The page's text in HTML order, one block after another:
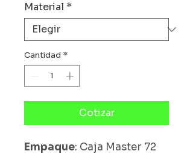
Material *
Cantidad *
Cotizar
Empaque: Caja Master 72